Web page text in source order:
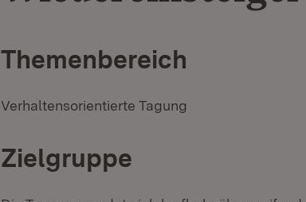
Themenbereich
Verhaltensorientierte Tagung
Zielgruppe